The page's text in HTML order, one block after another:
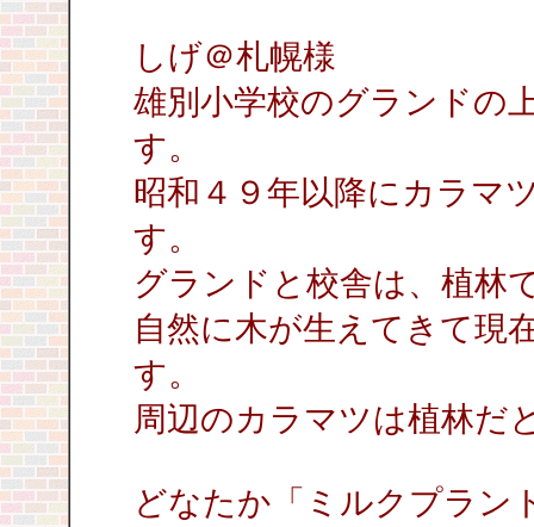
しげ＠札幌様
雄別小学校のグランドの
す。
昭和４９年以降にカラマ
す。
グランドと校舎は、植林
自然に木が生えてきて現
す。
周辺のカラマツは植林だ
どなたか「ミルクプラン